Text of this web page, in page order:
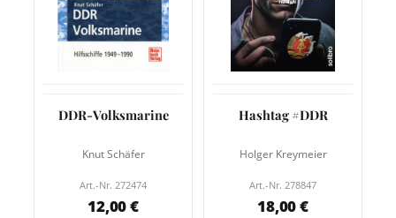
DDR-Volksmarine
Knut Schäfer
Art.-Nr. 272474
12,00 €
Hashtag #DDR
Holger Kreymeier
Art.-Nr. 278847
18,00 €